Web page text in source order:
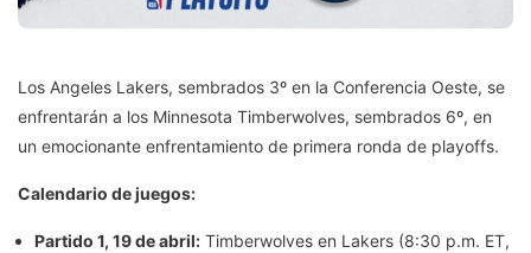
Los Angeles Lakers, sembrados 3º en la Conferencia Oeste, se
enfrentarán a los Minnesota Timberwolves, sembrados 6º, en
un emocionante enfrentamiento de primera ronda de playoffs.
Calendario de juegos:
Partido 1, 19 de abril: Timberwolves en Lakers (8:30 p.m. ET,